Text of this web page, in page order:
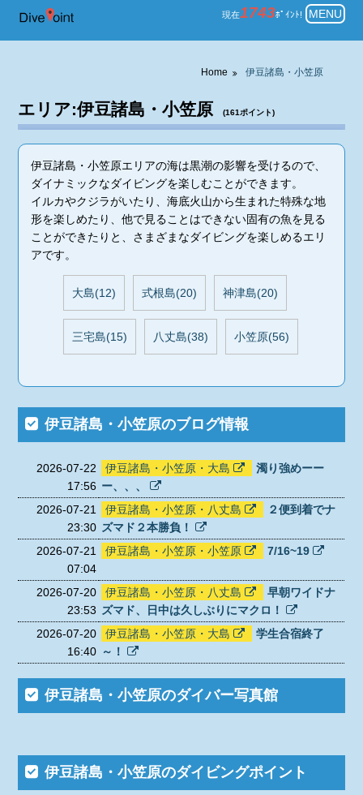
伊豆諸島・小笠原 ダイビングの
現在1743ﾎﾟｲﾝﾄ! MENU
Home 伊豆諸島・小笠原
エリア:伊豆諸島・小笠原(161ポイント)
伊豆諸島・小笠原エリアの海は黒潮の影響を受けるので、
ダイナミックなダイビングを楽しむことができます。
イルカやクジラがいたり、海底火山から生まれた特殊な地
形を楽しめたり、他で見ることはできない固有の魚を見る
ことができたりと、さまざまなダイビングを楽しめるエリ
アです。
大島(12) 式根島(20) 神津島(20)
三宅島(15) 八丈島(38) 小笠原(56)
伊豆諸島・小笠原のブログ情報
2026-07-22
17:56
伊豆諸島・小笠原・大島
濁り強めーー
ー、、、
2026-07-21
23:30
伊豆諸島・小笠原・八丈島
２便到着でナ
ズマド２本勝負！
2026-07-21
07:04
伊豆諸島・小笠原・小笠原 7/16~19
2026-07-20
23:53
伊豆諸島・小笠原・八丈島
早朝ワイドナ
ズマド、日中は久しぶりにマクロ！
2026-07-20
16:40
伊豆諸島・小笠原・大島
学生合宿終了
～！
伊豆諸島・小笠原のダイバー写真館
伊豆諸島・小笠原のダイビングポイント